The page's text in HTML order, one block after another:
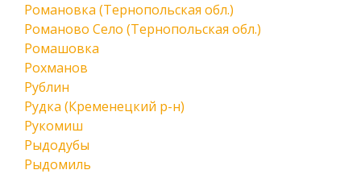
Романовка (Тернопольская обл.)
Романово Село (Тернопольская обл.)
Ромашовка
Рохманов
Рублин
Рудка (Кременецкий р-н)
Рукомиш
Рыдодубы
Рыдомиль